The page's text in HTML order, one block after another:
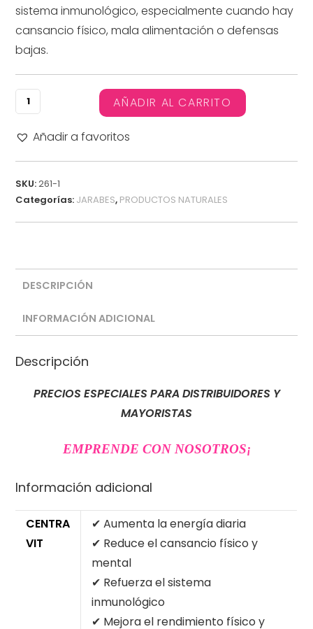
sistema inmunológico, especialmente cuando hay
cansancio físico, mala alimentación o defensas
bajas.
AÑADIR AL CARRITO
Añadir a favoritos
SKU:261-1
Categorías: JARABES, PRODUCTOS NATURALES
DESCRIPCIÓN
INFORMACIÓN ADICIONAL
Descripción
PRECIOS ESPECIALES PARA DISTRIBUIDORES Y
MAYORISTAS
EMPRENDE CON NOSOTROS¡
Información adicional
CENTRA
VIT
✔ Aumenta la energía diaria
✔ Reduce el cansancio físico y
mental
✔ Refuerza el sistema
inmunológico
✔ Mejora el rendimiento físico y